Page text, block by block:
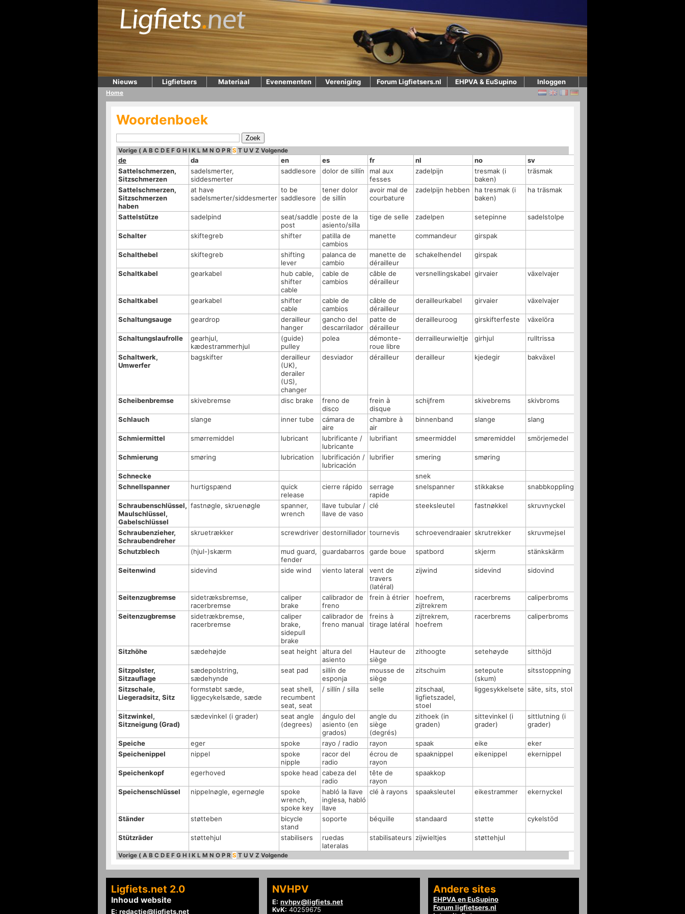
Nieuws Ligfietsers Materiaal Evenementen Vereniging Forum Ligfietsers.nl EHPVA & EuSupino Inloggen
Home
Woordenboek
Vorige ( A B C D E F G H I K L M N O P R S T U V Z Volgende
de da en es fr nl no
sv
Sattelschmerzen,
Sitzschmerzen
sadelsmerter,
siddesmerter
saddlesore dolor de sillín
mal aux
fesses
zadelpijn
tresmak (i
baken)
träsmak
Sattelschmerzen,
Sitzschmerzen
haben
at have
sadelsmerter/siddesmerter
to be
saddlesore
tener dolor
de sillín
avoir mal de
courbature
zadelpijn hebben
ha tresmak (i
baken)
ha träsmak
Sattelstütze sadelpind
seat/saddle
post
poste de la
asiento/silla
tige de selle zadelpen setepinne sadelstolpe
Schalter skiftegreb shifter
patilla de
cambios
manette commandeur girspak
Schalthebel skiftegreb
shifting
lever
palanca de
cambio
manette de
dérailleur
schakelhendel girspak
Schaltkabel gearkabel
hub cable,
shifter
cable
cable de
cambios
câble de
dérailleur
versnellingskabel girvaier växelvajer
Schaltkabel gearkabel
shifter
cable
cable de
cambios
câble de
dérailleur
derailleurkabel girvaier växelvajer
Schaltungsauge geardrop
derailleur
hanger
gancho del
descarrilador
patte de
dérailleur
derailleuroog girskifterfeste växelöra
Schaltungslaufrolle
gearhjul,
kædestrammerhjul
(guide)
pulley
polea
démonte-
roue libre
derrailleurwieltje girhjul rulltrissa
Schaltwerk,
Umwerfer
bagskifter
derailleur
(UK),
derailer
(US),
changer
desviador dérailleur derailleur kjedegir bakväxel
Scheibenbremse skivebremse disc brake
freno de
disco
frein à
disque
schijfrem skivebrems skivbroms
Schlauch slange inner tube
cámara de
aire
chambre à
air
binnenband slange slang
Schmiermittel smørremiddel lubricant
lubrificante /
lubricante
lubrifiant smeermiddel smøremiddel smörjemedel
Schmierung smøring lubrication
lubrificación /
lubricación
lubrifier smering smøring
Schnecke
snek
Schnellspanner
hurtigspænd
quick
release
cierre rápido
serrage
rapide
snelspanner stikkakse snabbkoppling
Schraubenschlüssel,
Maulschlüssel,
Gabelschlüssel
fastnøgle, skruenøgle
spanner,
wrench
llave tubular /
llave de vaso
clé steeksleutel fastnøkkel skruvnyckel
Schraubenzieher,
Schraubendreher
skruetrækker screwdriver destornillador tournevis schroevendraaier skrutrekker skruvmejsel
Schutzblech (hjul-)skærm
mud guard,
fender
guardabarros garde boue spatbord skjerm stänkskärm
Seitenwind sidevind side wind viento lateral
vent de
travers
(latéral)
zijwind sidevind sidovind
Seitenzugbremse
sidetræksbremse,
racerbremse
caliper
brake
calibrador de
freno
frein à étrier
hoefrem,
zijtrekrem
racerbrems caliperbroms
Seitenzugbremse
sidetrækbremse,
racerbremse
caliper
brake,
sidepull
brake
calibrador de
freno manual
freins à
tirage latéral
zijtrekrem,
hoefrem
racerbrems caliperbroms
Sitzhöhe sædehøjde seat height
altura del
asiento
Hauteur de
siège
zithoogte setehøyde sitthöjd
Sitzpolster,
Sitzauflage
sædepolstring,
sædehynde
seat pad
sillín de
esponja
mousse de
siège
zitschuim
setepute
(skum)
sitsstoppning
Sitzschale,
Liegeradsitz, Sitz
formstøbt sæde,
liggecykelsæde, sæde
seat shell,
recumbent
seat, seat
/ sillín / silla selle
zitschaal,
ligfietszadel,
stoel
liggesykkelsete säte, sits, stol
Sitzwinkel,
Sitzneigung (Grad)
sædevinkel (i grader)
seat angle
(degrees)
ángulo del
asiento (en
grados)
angle du
siège
(degrés)
zithoek (in
graden)
sittevinkel (i
grader)
sittlutning (i
grader)
Speiche eger spoke rayo / radio rayon spaak eike
eker
Speichenippel
nippel
spoke
nipple
racor del
radio
écrou de
rayon
spaaknippel eikenippel ekernippel
Speichenkopf egerhoved spoke head cabeza del
radio
tête de
rayon
spaakkop
Speichenschlüssel nippelnøgle, egernøgle
spoke
wrench,
spoke key
habló la llave
inglesa, habló
llave
clé à rayons spaaksleutel eikestrammer ekernyckel
Ständer støtteben
bicycle
stand
soporte béquille standaard støtte cykelstöd
Stützräder støttehjul stabilisers
ruedas
lateralas
stabilisateurs zijwieltjes støttehjul
Vorige ( A B C D E F G H I K L M N O P R S T U V Z Volgende
Ligfiets.net 2.0
Inhoud website
E: redactie@ligfiets.net
NVHPV
E: nvhpv@ligfiets.net
KvK: 40259675
Andere sites
EHPVA en EuSupino
Forum ligfietsers.nl